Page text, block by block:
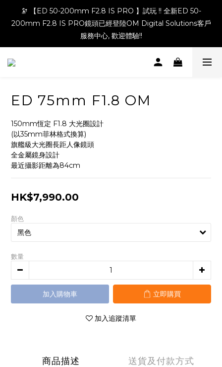
🔭 【ED 50-200mm F2.8 IS PRO 】試玩 !! 全新ED 50-
200mm F2.8 IS PRO鏡頭已經登陸OM Digital Solutions客戶
服務中心, 歡迎體驗!!
ED 75mm F1.8 OM
150mm恆定 F1.8 大光圈設計
(以35mm菲林格式換算)
旗艦級大光圈長距人像鏡頭
全金屬鏡身設計
最近攝影距離為84cm
HK$7,990.00
顏色
數量
加入購物車 立即購買
加入追蹤清單
商品描述 送貨及付款方式